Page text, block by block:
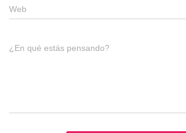
Web
¿En qué estás pensando?